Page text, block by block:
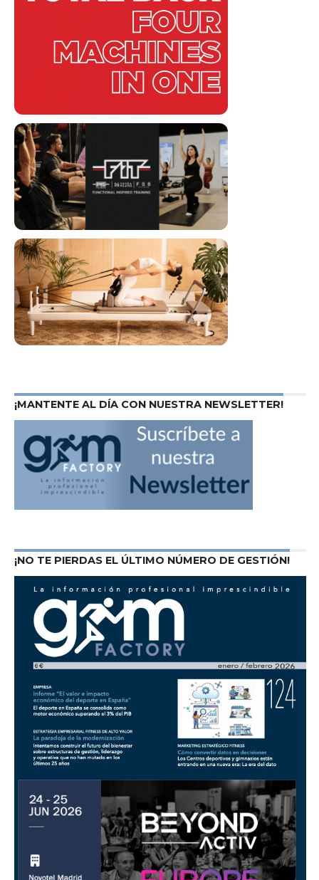
¡MANTENTE AL DÍA CON NUESTRA NEWSLETTER!
¡NO TE PIERDAS EL ÚLTIMO NÚMERO DE GESTIÓN!